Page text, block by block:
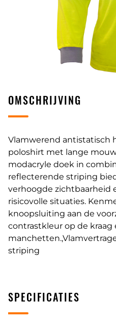
OMSCHRIJVING
Vlamwerend antistatisch
poloshirt met lange
modacryle doek in
reflecterende striping
verhoogde zichtbaarheid
risicovolle situaties.
knoopsluiting aan de
contrastkleur op de kraag
striping
SPECIFICATIES